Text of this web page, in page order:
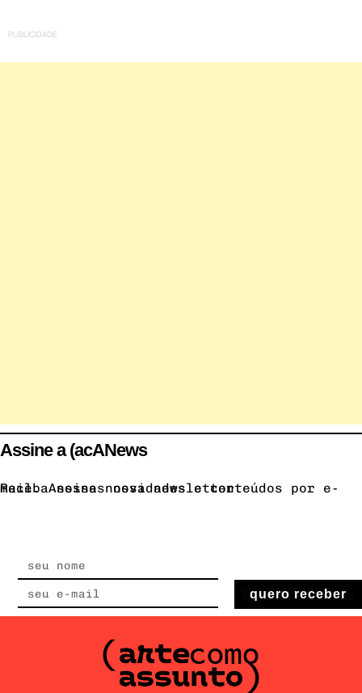
PUBLICIDADE
Assine a (acANews
Receba nossas novidades e conteúdos por e-mail. Assine nossa newsletter.
quero receber